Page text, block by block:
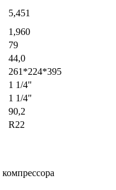
5,451
1,960
79
44,0
261*224*395
1 1/4"
1 1/4"
90,2
R22